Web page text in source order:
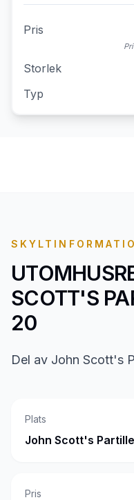
Pris
Storlek
Typ
SCOTT'S
20
Del av John Scott's
Plats
John Scott's Partille
Pris